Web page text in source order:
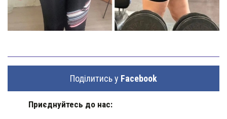
Поділитись у Facebook
Приєднуйтесь до нас: